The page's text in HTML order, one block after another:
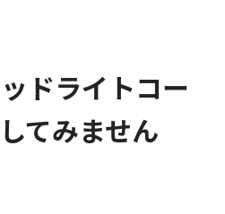
ドライトコー
てみません